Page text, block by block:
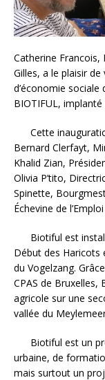
Catherine Francois,
Gilles, a le plaisir
d’économie
BIOTIFUL, implanté
Cette
Bernard Clerfayt,
Khalid Zian,
Olivia P’tito,
Spinette,
Échevine de
Biotiful est
Début des Haricots
du Vogelzang.
CPAS de
agricole sur une
vallée du
Biotiful est un
urbaine, de
mais surtout un